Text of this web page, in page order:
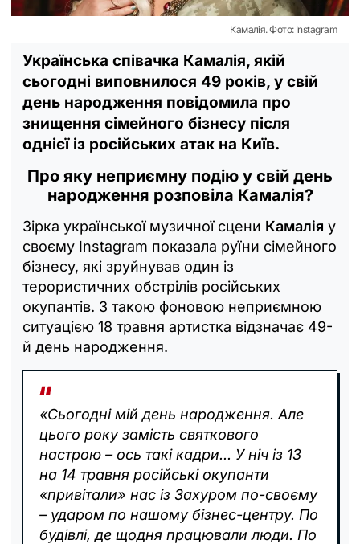
Камалія. Фото: Instagram
Українська співачка Камалія, якій
сьогодні виповнилося 49 років, у свій
день народження повідомила про
знищення сімейного бізнесу після
однієї із російських атак на Київ.
Про яку неприємну подію у свій день
народження розповіла Камалія?
Зірка української музичної сцени Камалія у
своєму Instagram показала руїни сімейного
бізнесу, які зруйнував один із
терористичних обстрілів російських
окупантів. З такою фоновою неприємною
ситуацією 18 травня артистка відзначає 49-
й день народження.
«Сьогодні мій день народження. Але
цього року замість святкового
настрою – ось такі кадри... У ніч із 13
на 14 травня російські окупанти
«привітали» нас із Захуром по-своєму
– ударом по нашому бізнес-центру. По
будівлі, де щодня працювали люди. По